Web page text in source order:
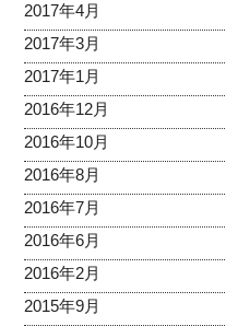
2017年4月
2017年3月
2017年1月
2016年12月
2016年10月
2016年8月
2016年7月
2016年6月
2016年2月
2015年9月